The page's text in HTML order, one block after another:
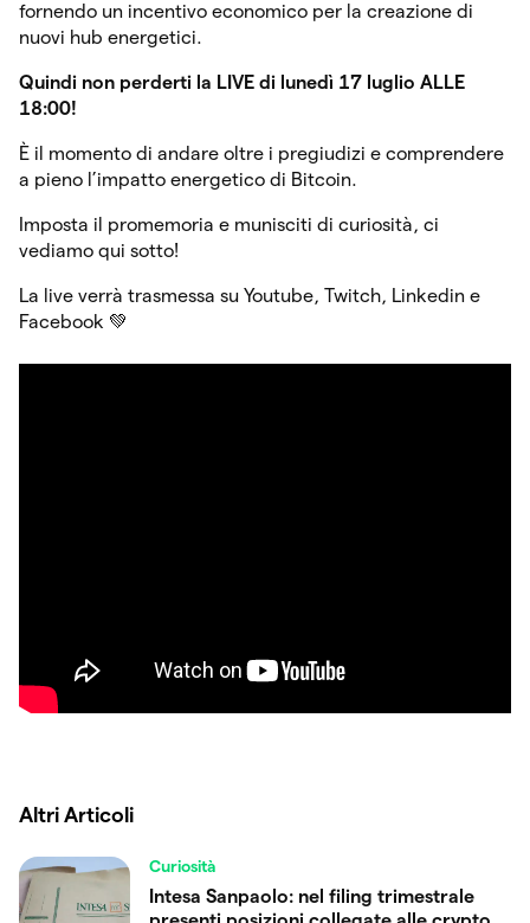
fornendo un incentivo economico per la creazione di
nuovi hub energetici.
Quindi non perderti la LIVE di lunedì 17 luglio ALLE
18:00!
È il momento di andare oltre i pregiudizi e comprendere
a pieno l’impatto energetico di Bitcoin.
Imposta il promemoria e munisciti di curiosità, ci
vediamo qui sotto!
La live verrà trasmessa su Youtube, Twitch, Linkedin e
Facebook 💚
Altri Articoli
Curiosità
Intesa Sanpaolo: nel filing trimestrale